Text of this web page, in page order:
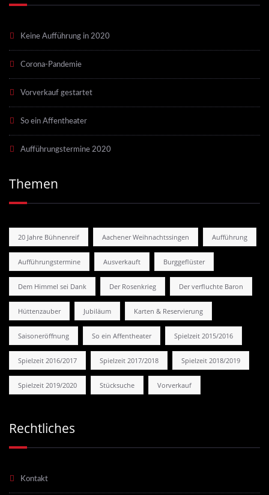
Keine Aufführung in 2020
Corona-Pandemie
Vorverkauf gestartet
So ein Affentheater
Aufführungstermine 2020
Themen
20 Jahre Bühnenreif Aachener Weihnachtssingen Aufführung
Aufführungstermine Ausverkauft Burggeflüster
Dem Himmel sei Dank Der Rosenkrieg Der verfluchte Baron
Hüttenzauber Jubiläum Karten & Reservierung
Saisoneröffnung So ein Affentheater Spielzeit 2015/2016
Spielzeit 2016/2017 Spielzeit 2017/2018 Spielzeit 2018/2019
Spielzeit 2019/2020 Stücksuche Vorverkauf
Rechtliches
Kontakt